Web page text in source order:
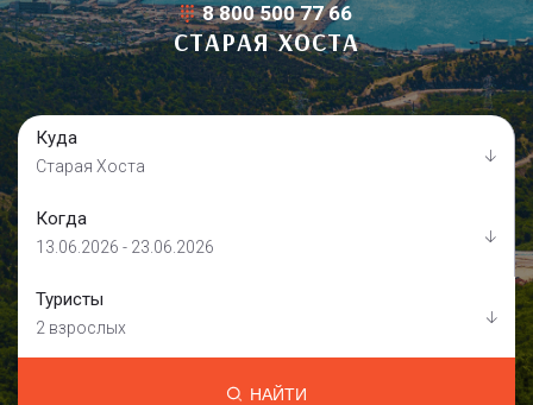
8 800 500 77 66
СТАРАЯ ХОСТА
Куда
Старая Хоста
Когда
13.06.2026 - 23.06.2026
Туристы
2 взрослых
НАЙТИ